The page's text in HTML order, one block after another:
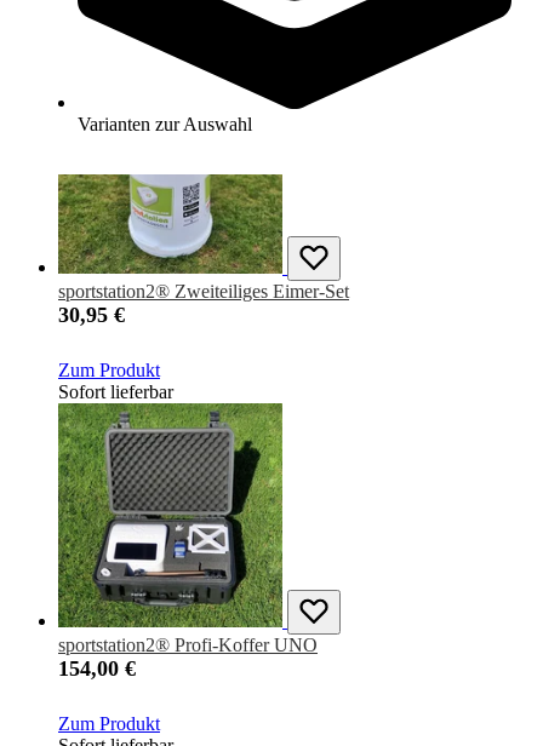
Varianten zur Auswahl
Varianten zur Auswahl
Sofort lieferbar
sportstation2® Zweiteiliges Eimer-Set
30,95 €
Zum Produkt
Sofort lieferbar
sportstation2® Profi-Koffer UNO
154,00 €
Zum Produkt